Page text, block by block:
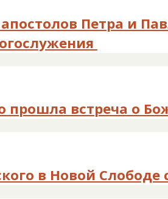
Петра и
встреча о
в Новой